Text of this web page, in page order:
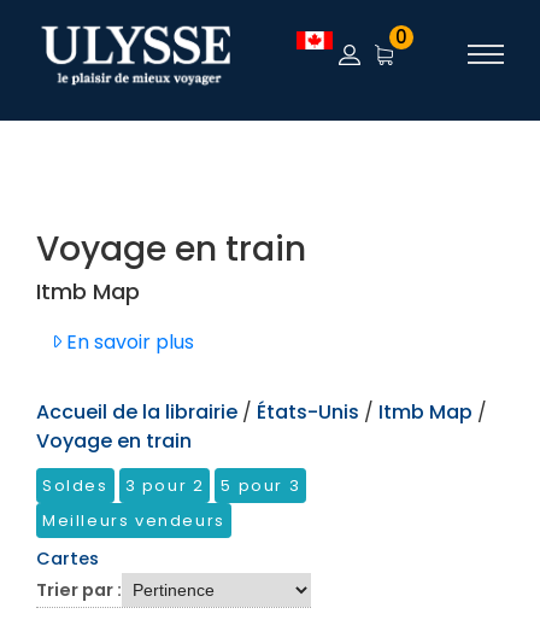
TEST 0
Voyage en train
Itmb Map
En savoir plus
Accueil de la librairie / États-Unis / Itmb Map /
Voyage en train
Soldes 3 pour 2
5 pour 3
Meilleurs vendeurs
Cartes
Trier par :